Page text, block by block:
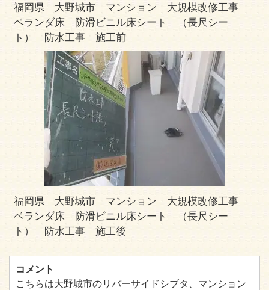
福岡県 大野城市 マンション 大規模改修工事
ベランダ床 防滑ビニル床シート （長尺シー
ト） 防水工事 施工前
福岡県 大野城市 マンション 大規模改修工事
ベランダ床 防滑ビニル床シート （長尺シー
ト） 防水工事 施工後
コメント
こちらは大野城市のリバーサイドシブタ、マンション